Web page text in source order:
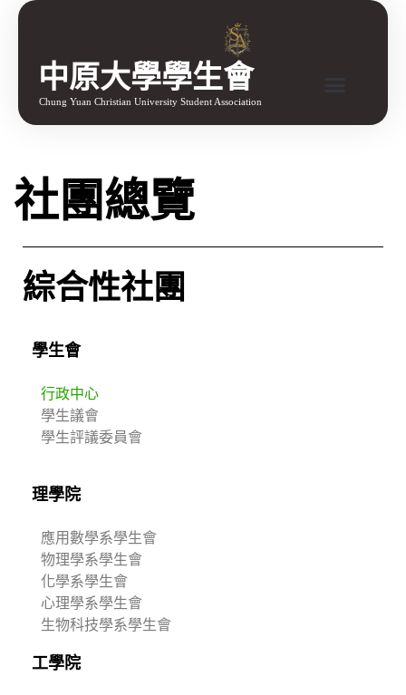
中原大學學生會
Chung Yuan Christian University Student Association
社團總覽
綜合性社團
學生會
行政中心
學生議會
學生評議委員會
理學院
應用數學系學生會
物理學系學生會
化學系學生會
心理學系學生會
生物科技學系學生會
工學院